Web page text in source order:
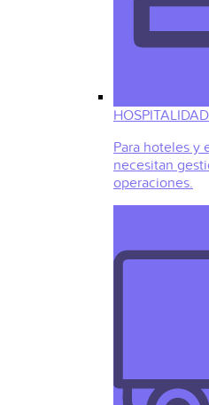
HOSPITALIDAD
Para hoteles y
necesitan
operaciones.